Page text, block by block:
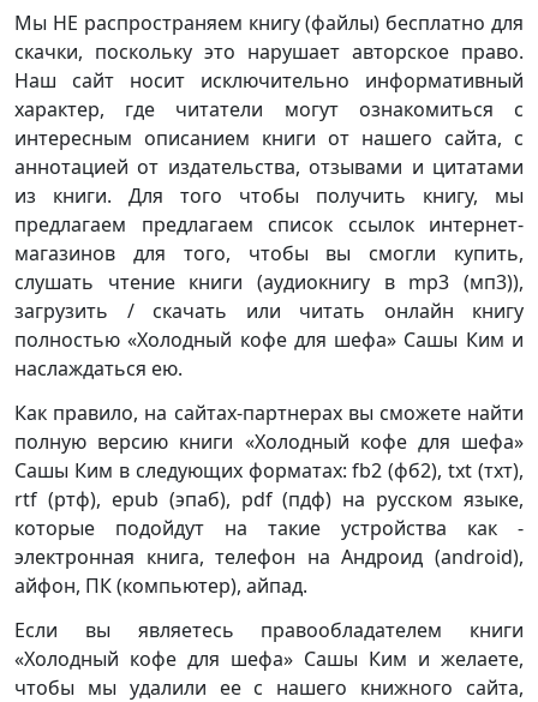
Мы НЕ распространяем книгу (файлы) бесплатно для
скачки, поскольку это нарушает авторское право.
Наш сайт носит исключительно информативный
характер, где читатели могут ознакомиться с
интересным описанием книги от нашего сайта, с
аннотацией от издательства, отзывами и цитатами
из книги. Для того чтобы получить книгу, мы
предлагаем предлагаем список ссылок интернет-
магазинов для того, чтобы вы смогли купить,
слушать чтение книги (аудиокнигу в mp3 (мп3)),
загрузить / скачать или читать онлайн книгу
полностью «Холодный кофе для шефа» Сашы Ким и
наслаждаться ею.
Как правило, на сайтах-партнерах вы сможете найти
полную версию книги «Холодный кофе для шефа»
Сашы Ким в следующих форматах: fb2 (фб2), txt (тхт),
rtf (ртф), epub (эпаб), pdf (пдф) на русском языке,
которые подойдут на такие устройства как -
электронная книга, телефон на Андроид (android),
айфон, ПК (компьютер), айпад.
Если вы являетесь правообладателем книги
«Холодный кофе для шефа» Сашы Ким и желаете,
чтобы мы удалили ее с нашего книжного сайта,